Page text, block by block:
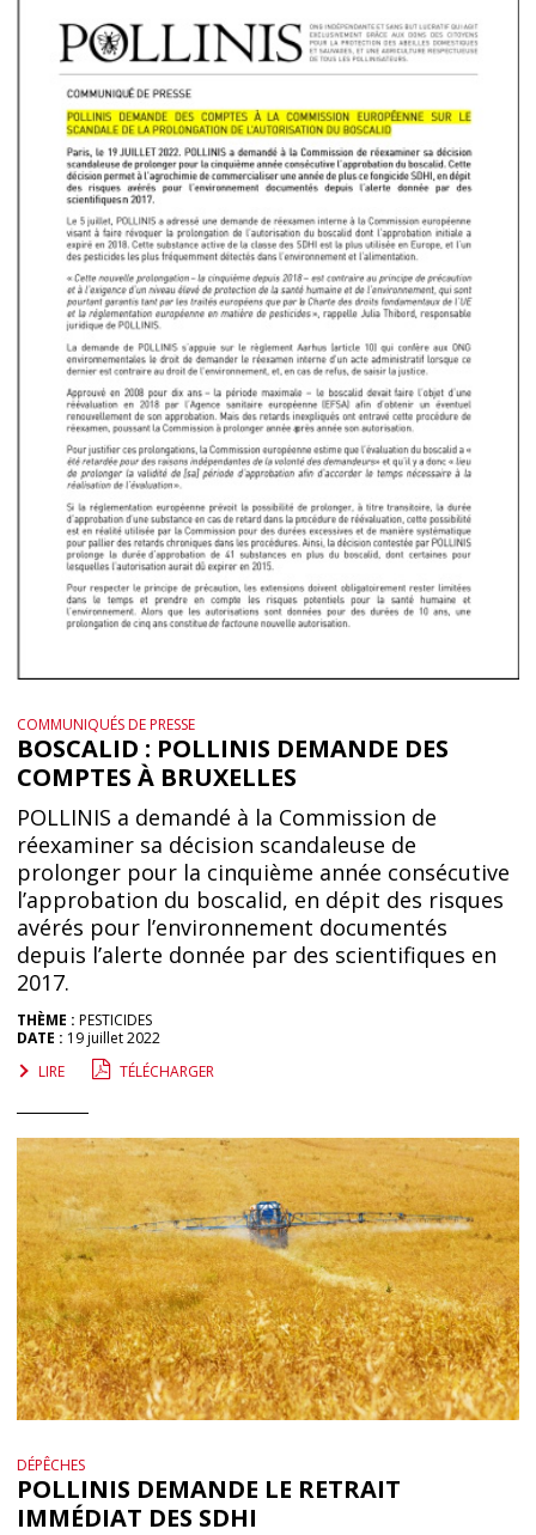
COMMUNIQUÉS DE PRESSE
BOSCALID : POLLINIS DEMANDE DES
COMPTES À BRUXELLES
POLLINIS a demandé à la Commission de
réexaminer sa décision scandaleuse de
prolonger pour la cinquième année consécutive
l’approbation du boscalid, en dépit des risques
avérés pour l’environnement documentés
depuis l’alerte donnée par des scientifiques en
2017.
THÈME : PESTICIDES
DATE : 19 juillet 2022
LIRE
TÉLÉCHARGER
DÉPÊCHES
POLLINIS DEMANDE LE RETRAIT
IMMÉDIAT DES SDHI